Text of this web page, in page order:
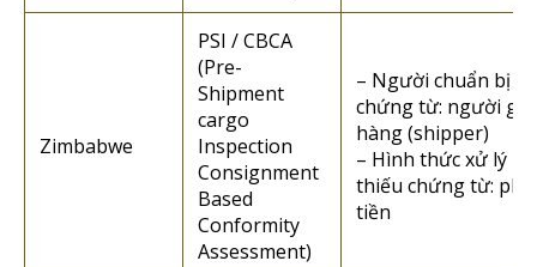
Zimbabwe
PSI / CBCA
(Pre-
Shipment
cargo
Inspection
Consignment
Based
Conformity
Assessment)
– Người chuẩn bị
chứng từ: người gửi
hàng (shipper)
– Hình thức xử lý
thiếu chứng từ:
tiền